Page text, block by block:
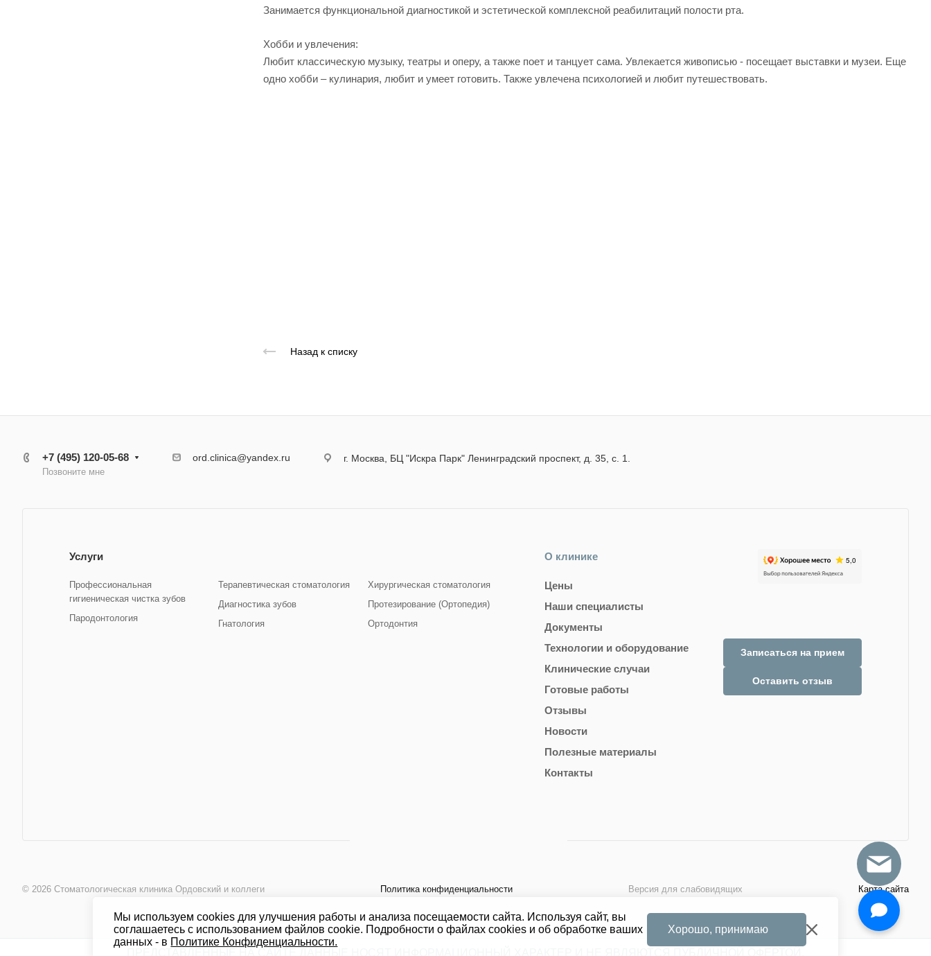
Занимается функциональной диагностикой и эстетической комплексной реабилитаций полости рта.
Хобби и увлечения:
Любит классическую музыку, театры и оперу, а также поет и танцует сама. Увлекается живописью - посещает выставки и музеи. Еще
одно хобби – кулинария, любит и умеет готовить. Также увлечена психологией и любит путешествовать.
Назад к списку
+7 (495) 120-05-68
Позвоните мне
ord.clinica@yandex.ru г. Москва, БЦ "Искра Парк" Ленинградский проспект, д. 35, с. 1.
Услуги
Профессиональная
гигиеническая чистка зубов
Пародонтология
Терапевтическая стоматология
Диагностика зубов
Гнатология
Хирургическая стоматология
Протезирование (Ортопедия)
Ортодонтия
О клинике
Цены
Наши специалисты
Документы
Технологии и оборудование
Клинические случаи
Готовые работы
Отзывы
Новости
Полезные материалы
Контакты
Записаться на прием
Оставить отзыв
© 2026 Стоматологическая клиника Ордовский и коллеги Политика конфиденциальности Версия для слабовидящих Карта сайта
Мы используем cookies для улучшения работы и анализа посещаемости сайта. Используя сайт, вы
соглашаетесь с использованием файлов cookie. Подробности о файлах cookies и об обработке ваших
данных - в Политике Конфиденциальности.
Хорошо, принимаю